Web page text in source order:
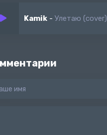
Kamik - Улетаю (cover)